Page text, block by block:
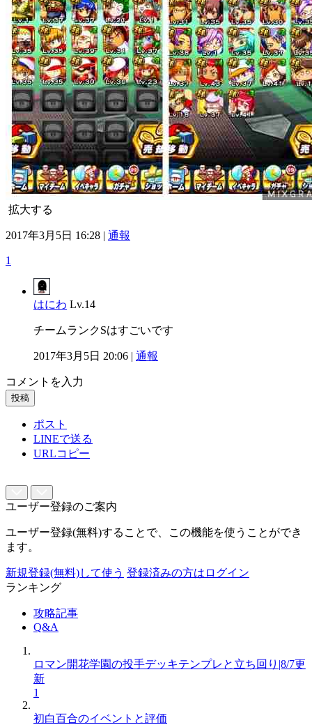
拡大する
2017年3月5日 16:28 | 通報
1
はにわ Lv.14
チームランクSはすごいです
2017年3月5日 20:06 | 通報
コメントを入力
投稿
ポスト
LINEで送る
URLコピー
ユーザー登録のご案内
ユーザー登録(無料)することで、この機能を使うことができ
ます。
新規登録(無料)して使う 登録済みの方はログイン
ランキング
攻略記事
Q&A
ロマン開花学園の投手デッキテンプレと立ち回り|8/7更
新
1
初白百合のイベントと評価